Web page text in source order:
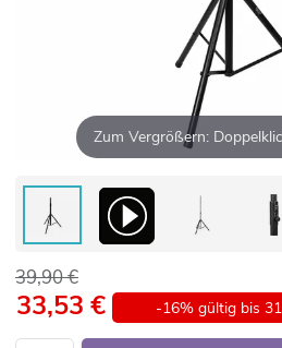
Zum Vergrößern:
39,90 €
33,53 € -16% gültig bis